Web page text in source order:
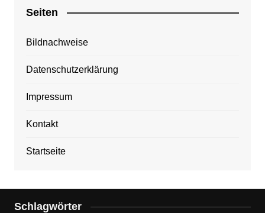
Seiten
Bildnachweise
Datenschutzerklärung
Impressum
Kontakt
Startseite
Schlagwörter